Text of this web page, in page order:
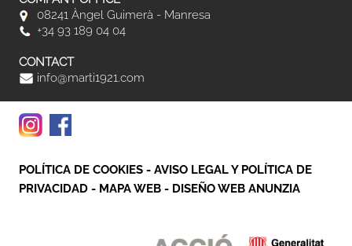
08241 Àngel Guimerà - Manresa
+34 93 189 04 04
CONTACT
info@marti1921.com
POLÍTICA DE COOKIES - AVISO LEGAL Y POLÍTICA DE
PRIVACIDAD - MAPA WEB - DISEÑO WEB ANUNZIA